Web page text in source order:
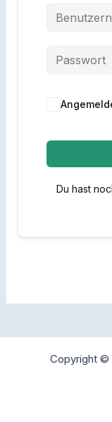
Du hast
Copyright ©